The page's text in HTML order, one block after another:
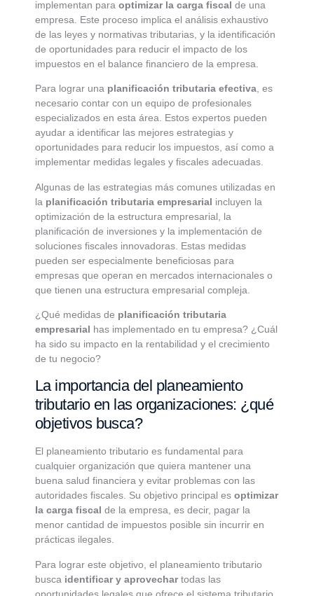
implementan para optimizar la carga fiscal de una
empresa. Este proceso implica el análisis exhaustivo
de las leyes y normativas tributarias, y la identificación
de oportunidades para reducir el impacto de los
impuestos en el balance financiero de la empresa.
Para lograr una planificación tributaria efectiva , es
necesario contar con un equipo de profesionales
especializados en esta área. Estos expertos pueden
ayudar a identificar las mejores estrategias y
oportunidades para reducir los impuestos, así como a
implementar medidas legales y fiscales adecuadas.
Algunas de las estrategias más comunes utilizadas en
la planificación tributaria empresarial incluyen la
optimización de la estructura empresarial, la
planificación de inversiones y la implementación de
soluciones fiscales innovadoras. Estas medidas
pueden ser especialmente beneficiosas para
empresas que operan en mercados internacionales o
que tienen una estructura empresarial compleja.
¿Qué medidas de planificación tributaria
empresarial has implementado en tu empresa? ¿Cuál
ha sido su impacto en la rentabilidad y el crecimiento
de tu negocio?
La importancia del planeamiento
tributario en las organizaciones: ¿qué
objetivos busca?
El planeamiento tributario es fundamental para
cualquier organización que quiera mantener una
buena salud financiera y evitar problemas con las
autoridades fiscales. Su objetivo principal es optimizar
la carga fiscal de la empresa, es decir, pagar la
menor cantidad de impuestos posible sin incurrir en
prácticas ilegales.
Para lograr este objetivo, el planeamiento tributario
busca identificar y aprovechartodas las
oportunidades legales que ofrece el sistema tributario,